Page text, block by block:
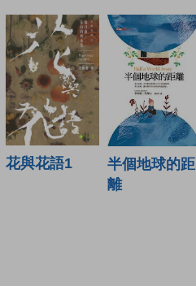
花與花語1
半個地球的距
離